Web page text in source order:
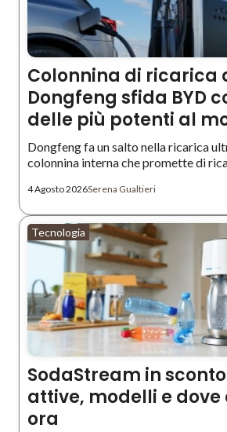
Colonnina di ricarica
Dongfeng sfida BYD
delle più potenti al
Dongfeng fa un salto nella ricarica
colonnina interna che promette di
4 Agosto 2026Serena Gualtieri
Tecnologia
SodaStream in
attive, modelli e
ora